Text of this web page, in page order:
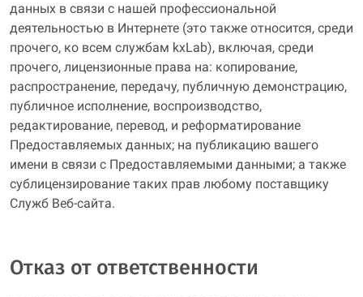
данных в связи с нашей профессиональной
деятельностью в Интернете (это также относится, среди
прочего, ко всем службам kxLab), включая, среди
прочего, лицензионные права на: копирование,
распространение, передачу, публичную демонстрацию,
публичное исполнение, воспроизводство,
редактирование, перевод, и реформатирование
Предоставляемых данных; на публикацию вашего
имени в связи с Предоставляемыми данными; а также
сублицензирование таких прав любому поставщику
Служб Веб-сайта.
Отказ от ответственности